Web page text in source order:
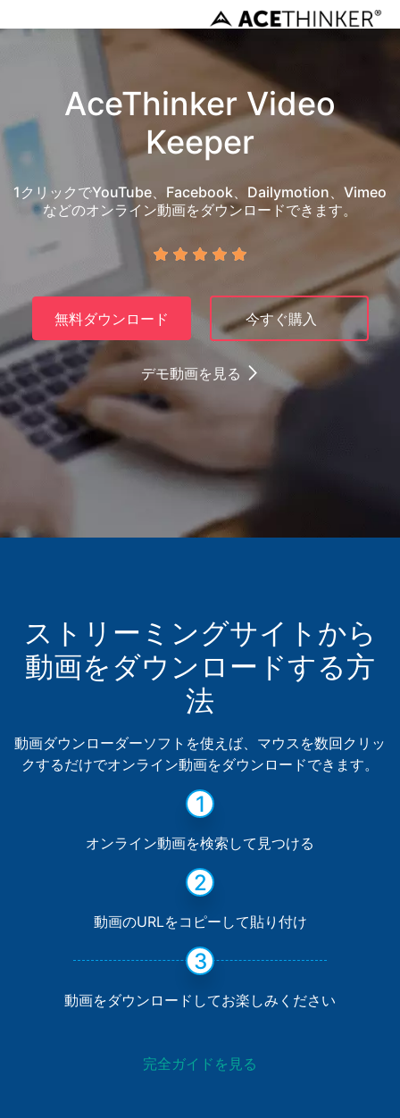
AceThinker Video
Keeper
1クリックでYouTube、Facebook、Dailymotion、Vimeo
などのオンライン動画をダウンロードできます。
無料ダウンロード 今すぐ購入
デモ動画を見る
ストリーミングサイトから
動画をダウンロードする方
法
動画ダウンローダーソフトを使えば、マウスを数回クリッ
クするだけでオンライン動画をダウンロードできます。
1
オンライン動画を検索して見つける
2
動画のURLをコピーして貼り付け
3
動画をダウンロードしてお楽しみください
完全ガイドを見る